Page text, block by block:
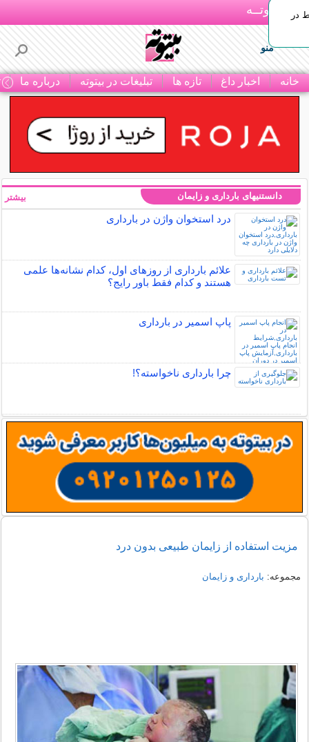
بـیتوتــه
منو
خانه اخبار داغ تازه ها تبلیغات در بیتوته درباره ما
در
دانستنیهای بارداری و زایمان
درد استخوان واژن در بارداری
علائم بارداری از روزهای اول، کدام نشانه‌ها علمی
هستند و کدام فقط باور رایج؟
پاپ اسمیر در بارداری
چرا بارداری ناخواسته؟!
بیشتر
مزیت استفاده از زایمان طبیعی بدون درد
مجموعه: بارداری و زایمان